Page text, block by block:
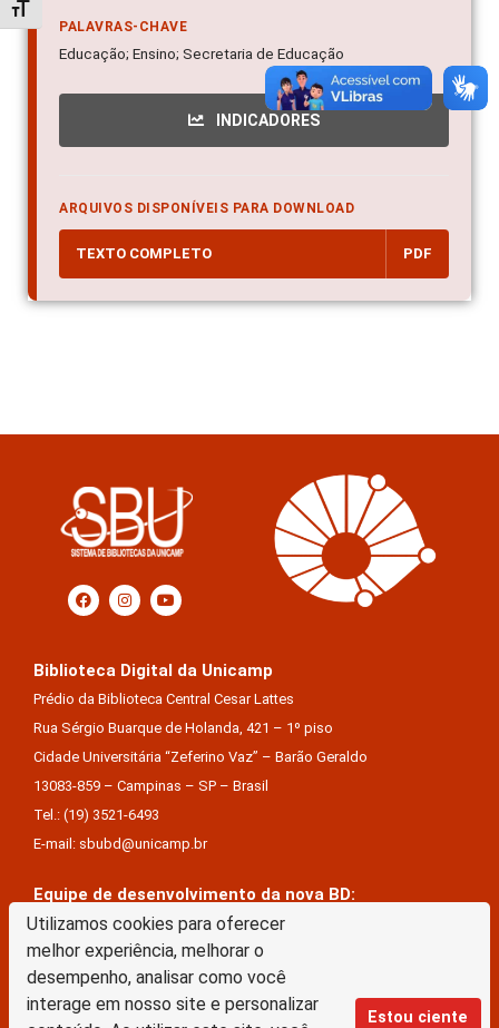
Utilizamos cookies para oferecer
melhor experiência, melhorar o
desempenho, analisar como você
interage em nosso site e personalizar
Estou ciente
Alternar tamanho da fonte
PALAVRAS-CHAVE
Educação; Ensino; Secretaria de Educação
INDICADORES
ARQUIVOS DISPONÍVEIS PARA DOWNLOAD
TEXTO COMPLETO PDF
Biblioteca Digital da Unicamp
Prédio da Biblioteca Central Cesar Lattes
Rua Sérgio Buarque de Holanda, 421 – 1º piso
Cidade Universitária “Zeferino Vaz” – Barão Geraldo
13083-859 – Campinas – SP – Brasil
Tel.: (19) 3521-6493
E-mail: sbubd@unicamp.br
Equipe de desenvolvimento da nova BD:
Keite Aparecida Duarte
Márcio Vinícius De Jesus Almeida
Saul Victor De Castro E Silva